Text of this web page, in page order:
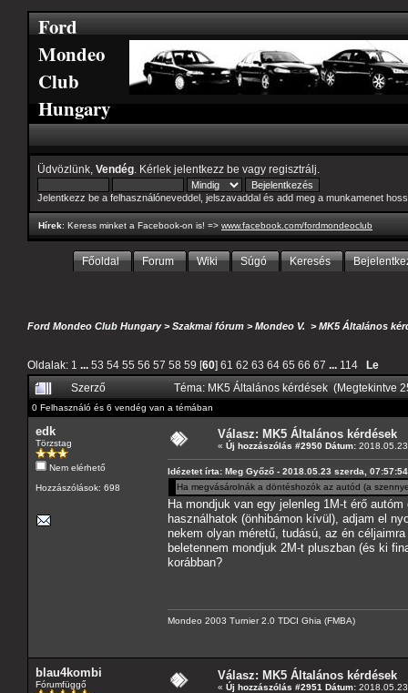
Ford
Mondeo
Club
Hungary
Üdvözlünk, Vendég . Kérlek jelentkezz be vagy regisztrálj
Jelentkezz be a felhasználóneveddel, jelszavaddal és add meg a munkamenet
Hírek: Keress minket a Facebook-on is! => www.facebook.com/fordmondeoclub
Főoldal Forum Wiki Súgó Keresés
Ford Mondeo Club Hungary>Szakmai fórum >Mondeo V. >MK5 Általános
Oldalak: 1 ... 53 54 55 56 57 58 59 [60] 61 62 63 64 65 66 67 ... 114
Le
Szerző
Téma: MK5 Általános kérdések (Megtekintve
0 Felhasználó és 6 vendég van a témában
edk
Törzstag
Nem elérhető
Hozzászólások: 698
Válasz: MK5 Általános kérdések
« Új hozzászólás #2950 Dátum:
Idézetet írta: Meg Győző - 2018.05.23 szerda, 07:57:54
Ha megvásárolnák a döntéshozók az autód (a
Ha mondjuk van egy jelenleg 1M-t érő
használhatok (önhibámon kívül), adjam el
nekem olyan méretű, tudású, az én
beletennem mondjuk 2M-t pluszban (és ki
korábban?
Mondeo 2003 Turnier 2.0 TDCI Ghia (FMBA)
blau4kombi
Fórumfüggő
Válasz: MK5 Általános kérdések
« Új hozzászólás #2951 Dátum: